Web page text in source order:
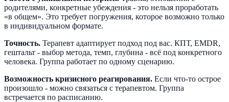
родителями, конкретные убеждения - это нельзя проработать
«в общем». Это требует погружения, которое возможно только
в индивидуальном формате.
Точность. Терапевт адаптирует подход под вас. КПТ, EMDR,
гештальт - выбор метода, темп, глубина - всё под конкретного
человека. Группа работает по одному сценарию.
Возможность кризисного реагирования. Если что-то острое
произошло - можно связаться с терапевтом. Группа
встречается по расписанию.